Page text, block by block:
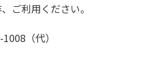
ご利用ください。
（代）